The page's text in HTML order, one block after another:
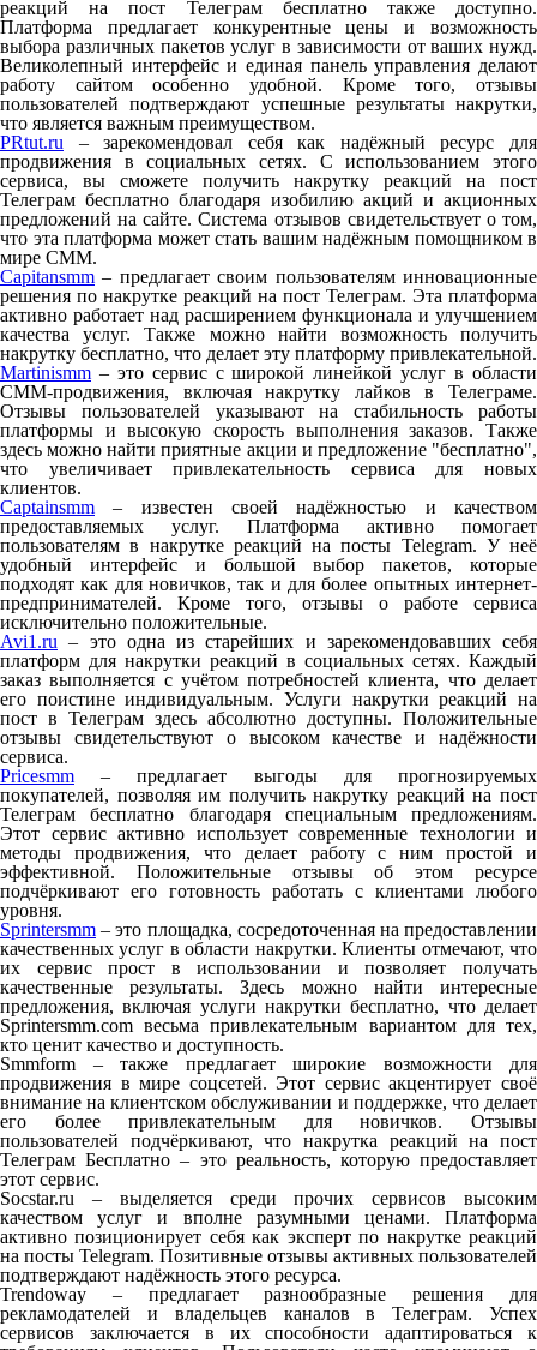
реакций на пост Телеграм бесплатно также доступно.
Платформа предлагает конкурентные цены и возможность
выбора различных пакетов услуг в зависимости от ваших нужд.
Великолепный интерфейс и единая панель управления делают
работу сайтом особенно удобной. Кроме того, отзывы
пользователей подтверждают успешные результаты накрутки,
что является важным преимуществом.
PRtut.ru – зарекомендовал себя как надёжный ресурс для
продвижения в социальных сетях. С использованием этого
сервиса, вы сможете получить накрутку реакций на пост
Телеграм бесплатно благодаря изобилию акций и акционных
предложений на сайте. Система отзывов свидетельствует о том,
что эта платформа может стать вашим надёжным помощником в
мире СММ.
Capitansmm – предлагает своим пользователям инновационные
решения по накрутке реакций на пост Телеграм. Эта платформа
активно работает над расширением функционала и улучшением
качества услуг. Также можно найти возможность получить
накрутку бесплатно, что делает эту платформу привлекательной.
Martinismm – это сервис с широкой линейкой услуг в области
СММ-продвижения, включая накрутку лайков в Телеграме.
Отзывы пользователей указывают на стабильность работы
платформы и высокую скорость выполнения заказов. Также
здесь можно найти приятные акции и предложение "бесплатно",
что увеличивает привлекательность сервиса для новых
клиентов.
Captainsmm – известен своей надёжностью и качеством
предоставляемых услуг. Платформа активно помогает
пользователям в накрутке реакций на посты Telegram. У неё
удобный интерфейс и большой выбор пакетов, которые
подходят как для новичков, так и для более опытных интернет-
предпринимателей. Кроме того, отзывы о работе сервиса
исключительно положительные.
Avi1.ru – это одна из старейших и зарекомендовавших себя
платформ для накрутки реакций в социальных сетях. Каждый
заказ выполняется с учётом потребностей клиента, что делает
его поистине индивидуальным. Услуги накрутки реакций на
пост в Телеграм здесь абсолютно доступны. Положительные
отзывы свидетельствуют о высоком качестве и надёжности
сервиса.
Pricesmm – предлагает выгоды для прогнозируемых
покупателей, позволяя им получить накрутку реакций на пост
Телеграм бесплатно благодаря специальным предложениям.
Этот сервис активно использует современные технологии и
методы продвижения, что делает работу с ним простой и
эффективной. Положительные отзывы об этом ресурсе
подчёркивают его готовность работать с клиентами любого
уровня.
Sprintersmm – это площадка, сосредоточенная на предоставлении
качественных услуг в области накрутки. Клиенты отмечают, что
их сервис прост в использовании и позволяет получать
качественные результаты. Здесь можно найти интересные
предложения, включая услуги накрутки бесплатно, что делает
Sprintersmm.com весьма привлекательным вариантом для тех,
кто ценит качество и доступность.
Smmform – также предлагает широкие возможности для
продвижения в мире соцсетей. Этот сервис акцентирует своё
внимание на клиентском обслуживании и поддержке, что делает
его более привлекательным для новичков. Отзывы
пользователей подчёркивают, что накрутка реакций на пост
Телеграм Бесплатно – это реальность, которую предоставляет
этот сервис.
Socstar.ru – выделяется среди прочих сервисов высоким
качеством услуг и вполне разумными ценами. Платформа
активно позиционирует себя как эксперт по накрутке реакций
на посты Telegram. Позитивные отзывы активных пользователей
подтверждают надёжность этого ресурса.
Trendoway – предлагает разнообразные решения для
рекламодателей и владельцев каналов в Телеграм. Успех
сервисов заключается в их способности адаптироваться к